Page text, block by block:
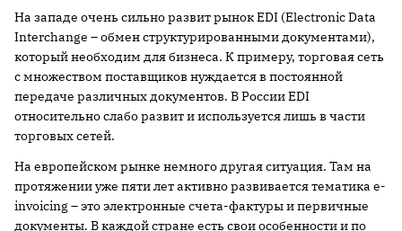
На западе очень сильно развит рынок EDI (Electronic Data
Interchange – обмен структурированными документами),
который необходим для бизнеса. К примеру, торговая сеть
с множеством поставщиков нуждается в постоянной
передаче различных документов. В России EDI
относительно слабо развит и используется лишь в части
торговых сетей.
На европейском рынке немного другая ситуация. Там на
протяжении уже пяти лет активно развивается тематика е-
invoicing – это электронные счета-фактуры и первичные
документы. В каждой стране есть свои особенности и по